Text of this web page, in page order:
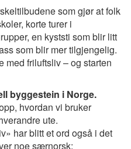
som gjør at folk
korte turer i
en kyststi som blir litt
som blir mer tilgjengelig.
med friluftsliv – og starten
byggestein i Norge.
hvordan vi bruker
ute.
har blitt et ord også i det
noe særnorsk: